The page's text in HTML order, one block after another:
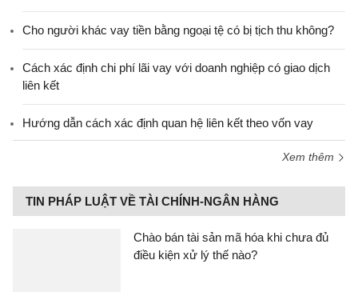
Cho người khác vay tiền bằng ngoại tệ có bị tịch thu không?
Cách xác định chi phí lãi vay với doanh nghiệp có giao dịch
liên kết
Hướng dẫn cách xác định quan hệ liên kết theo vốn vay
Xem thêm
TIN PHÁP LUẬT VỀ TÀI CHÍNH-NGÂN HÀNG
Chào bán tài sản mã hóa khi chưa đủ
điều kiện xử lý thế nào?